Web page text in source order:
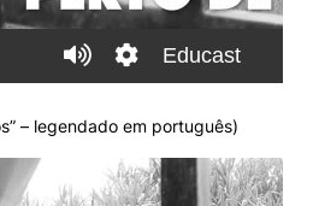
– legendado em português)